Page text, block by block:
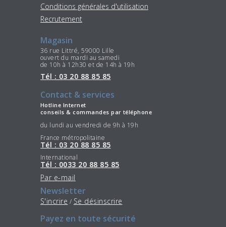
Conditions générales d'utilisation
Recrutement
Magasin
36 rue Littré, 59000 Lille
ouvert du mardi au samedi
de 10h à 12h30 et de 14h à 19h
Tél : 03 20 88 85 85
Contact & services
Hotline Internet
conseils & commandes par téléphone
du lundi au vendredi de 9h à 19h
France métropolitaine
Tél : 03 20 88 85 85
International
Tél : 0033 20 88 85 85
Par e-mail
Newsletter
S'incrire / Se désinscrire
Payez en toute sécurité